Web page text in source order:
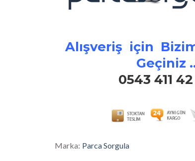
Alışveriş için
Geçiniz
0543 411
Marka: Parca Sorgula